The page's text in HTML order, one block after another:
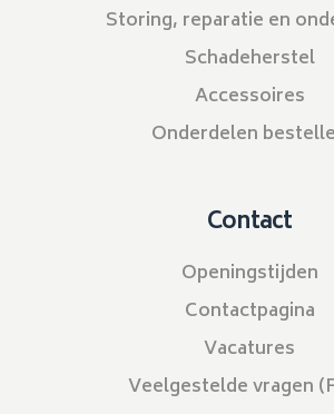
Storing, reparatie en
Schadeherstel
Accessoires
Onderdelen
Contact
Openingstijden
Contactpagina
Vacatures
Veelgestelde vragen